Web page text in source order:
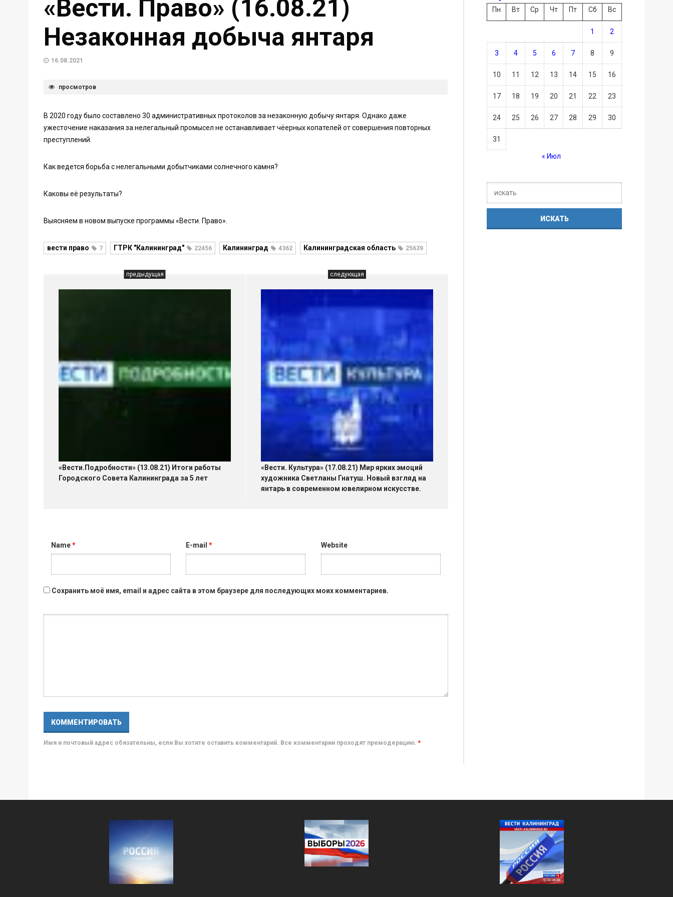
«Вести. Право» (16.08.21)
Незаконная добыча янтаря
16.08.2021
просмотров
В 2020 году было составлено 30 административных протоколов за незаконную добычу янтаря. Однако даже
ужесточение наказания за нелегальный промысел не останавливает чёерных копателей от совершения повторных
преступлений.
Как ведется борьба с нелегальными добытчиками солнечного камня?
Каковы её результаты?
Выясняем в новом выпуске программы «Вести. Право».
вести право 7 ГТРК "Калининград" 22456 Калининград 4362 Калининградская область 25639
предыдущая
«Вести.Подробности» (13.08.21) Итоги работы
Городского Совета Калининграда за 5 лет
следующая
«Вести. Культура» (17.08.21) Мир ярких эмоций
художника Светланы Гнатуш. Новый взгляд на
янтарь в современном ювелирном искусстве.
Name* E-mail* Website
Сохранить моё имя, email и адрес сайта в этом браузере для последующих моих комментариев.
Имя и почтовый адрес обязательны, если Вы хотите оставить комментарий. Все комментарии проходят премодерацию. *
Пн
Вт Ср Чт Пт Сб Вс
1 2
3 4 5 6 7 8 9
10 11 12 13 14 15 16
17 18 19 20 21 22 23
24 25 26 27 28 29 30
31
« Июл